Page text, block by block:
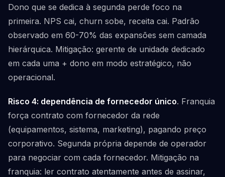
Dono que se dedica à segunda perde foco na
primeira. NPS cai, churn sobe, receita cai. Padrão
observado em 60-70% das expansões sem camada
hierárquica. Mitigação: gerente de unidade dedicado
em cada uma + dono em modo estratégico, não
operacional.
Risco 4: dependência de fornecedor único. Franquia
força contrato com fornecedor da rede
(equipamentos, sistema, marketing), pagando preço
corporativo. Segunda própria depende de operador
para negociar com cada fornecedor. Mitigação na
franquia: ler contrato atentamente antes de assinar,